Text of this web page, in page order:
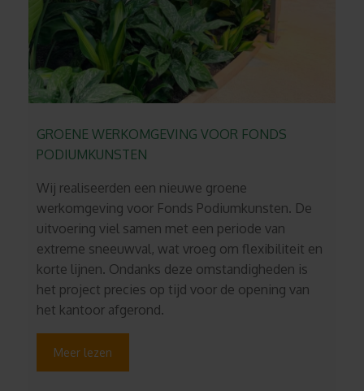
GROENE WERKOMGEVING VOOR FONDS
PODIUMKUNSTEN
Wij realiseerden een nieuwe groene
werkomgeving voor Fonds Podiumkunsten. De
uitvoering viel samen met een periode van
extreme sneeuwval, wat vroeg om flexibiliteit en
korte lijnen. Ondanks deze omstandigheden is
het project precies op tijd voor de opening van
het kantoor afgerond.
Meer lezen